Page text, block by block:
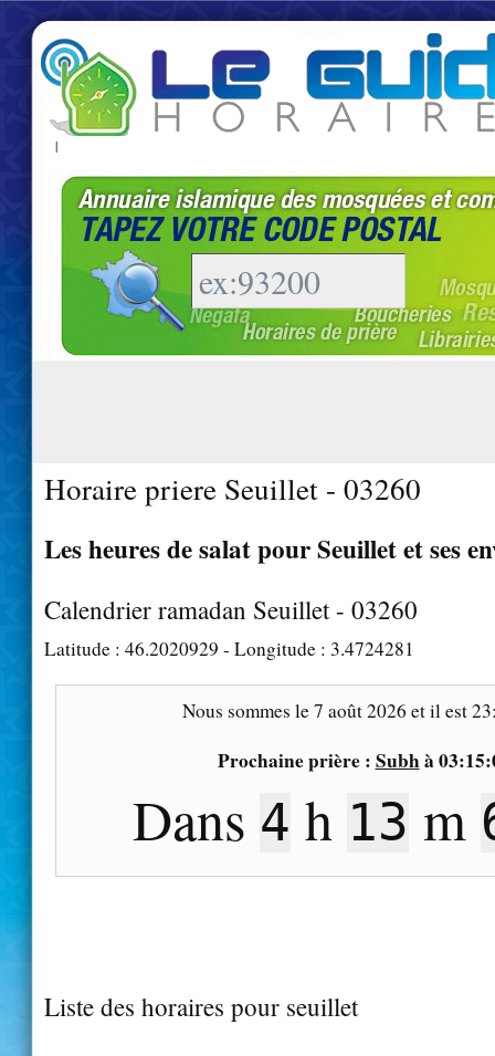
|
Horaire priere Seuillet - 03260
Les heures de salat pour Seuillet et ses
Calendrier ramadan Seuillet - 03260
Latitude : 46.2020929 - Longitude : 3.4724281
Nous sommes le7 août 2026 et il est
Prochaine prière : Subhà
Dans 4 h 13 m
Liste des horaires pour seuillet